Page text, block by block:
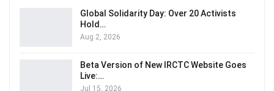
Global Solidarity Day: Over 20 Activists
Hold…
Aug 2, 2026
Beta Version of New IRCTC Website Goes
Live:…
Jul 15, 2026